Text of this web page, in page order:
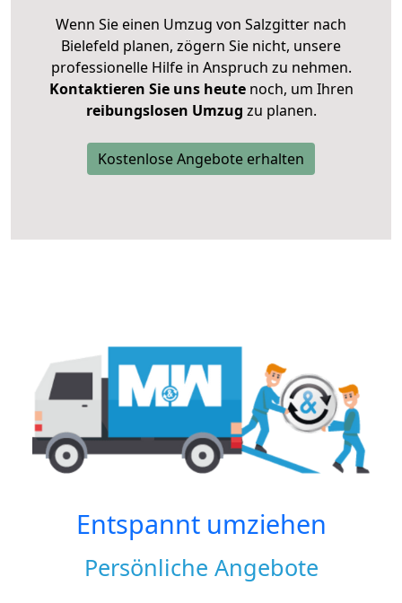
Wenn Sie einen Umzug von Salzgitter nach
Bielefeld planen, zögern Sie nicht, unsere
professionelle Hilfe in Anspruch zu nehmen.
Kontaktieren Sie uns heutenoch, um Ihren
reibungslosen Umzug zu planen.
Kostenlose Angebote erhalten
Entspannt umziehen
Persönliche Angebote